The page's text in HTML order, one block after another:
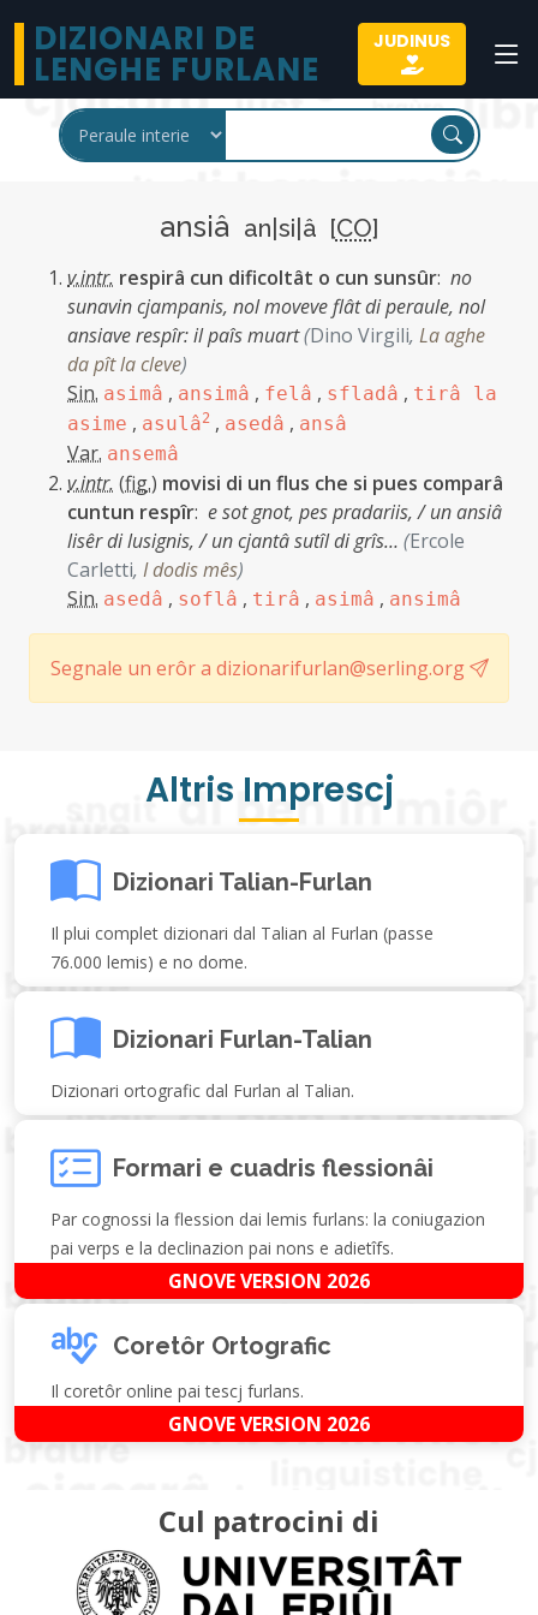
DIZIONARI DE
LENGHE FURLANE
JUDINUS
ansiâ an|si|â [CO]
v.intr. respirâ cun dificoltât o cun sunsûr: no
sunavin cjampanis, nol moveve flât di peraule, nol
ansiave respîr: il paîs muart(Dino Virgili, La aghe
da pît la cleve)
Sin. asimâ , ansimâ , felâ , sfladâ , tirâ la
asime , asulâ2 , asedâ , ansâ
Var. ansemâ
v.intr. (fig.) movisi di un flus che si pues comparâ
cuntun respîr: e sot gnot, pes pradariis, / un ansiâ
lisêr di lusignis, / un cjantâ sutîl di grîs… (Ercole
Carletti, I dodis mês)
Sin. asedâ , soflâ , tirâ , asimâ , ansimâ
Segnale un erôr a dizionarifurlan@serling.org
Altris Imprescj
Dizionari Talian-Furlan
Il plui complet dizionari dal Talian al Furlan (passe
76.000 lemis) e no dome.
Dizionari Furlan-Talian
Dizionari ortografic dal Furlan al Talian.
Formari e cuadris flessionâi
Par cognossi la flession dai lemis furlans: la coniugazion
pai verps e la declinazion pai nons e adietîfs.
GNOVE VERSION 2026
Coretôr Ortografic
Il coretôr online pai tescj furlans.
GNOVE VERSION 2026
Cul patrocini di